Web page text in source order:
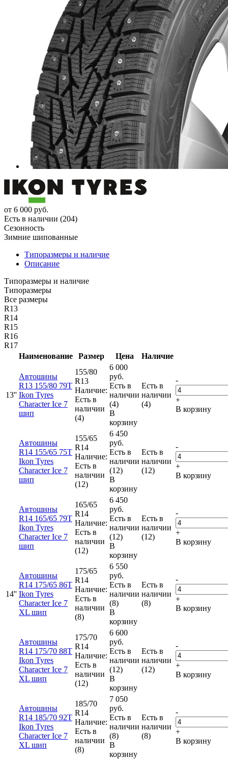
от 6 000 руб.
Есть в наличии (204)
Сезонность
Зимние шипованные
Типоразмеры и наличие
Описание
Типоразмеры и наличие
Типоразмеры
Все размеры
R13
R14
R15
R16
R17
Наименование
Размер Цена Наличие
13''
Автошины
R13 155/80 79T
Ikon Tyres
Character Ice 7
шип
155/80
R13
Наличие:
Есть в
наличии
(4)
6 000
руб.
Есть в
наличии
(4)
В
корзину
Есть в
наличии
(4)
-
+
В корзину
14''
Автошины
R14 155/65 75T
Ikon Tyres
Character Ice 7
шип
155/65
R14
Наличие:
Есть в
наличии
(12)
6 450
руб.
Есть в
наличии
(12)
В
корзину
Есть в
наличии
(12)
-
+
В корзину
Автошины
R14 165/65 79T
Ikon Tyres
Character Ice 7
шип
165/65
R14
Наличие:
Есть в
наличии
(12)
6 450
руб.
Есть в
наличии
(12)
В
корзину
Есть в
наличии
(12)
-
+
В корзину
Автошины
R14 175/65 86T
Ikon Tyres
Character Ice 7
XL шип
175/65
R14
Наличие:
Есть в
наличии
(8)
6 550
руб.
Есть в
наличии
(8)
В
корзину
Есть в
наличии
(8)
-
+
В корзину
Автошины
R14 175/70 88T
Ikon Tyres
Character Ice 7
XL шип
175/70
R14
Наличие:
Есть в
наличии
(12)
6 600
руб.
Есть в
наличии
(12)
В
корзину
Есть в
наличии
(12)
-
+
В корзину
Автошины
R14 185/70 92T
Ikon Tyres
Character Ice 7
XL шип
185/70
R14
Наличие:
Есть в
наличии
(8)
7 050
руб.
Есть в
наличии
(8)
В
корзину
Есть в
наличии
(8)
-
+
В корзину